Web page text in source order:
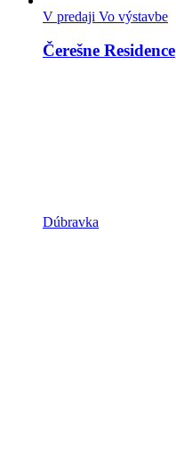
V predaji Vo výstavbe
Čerešne Residence
Dúbravka